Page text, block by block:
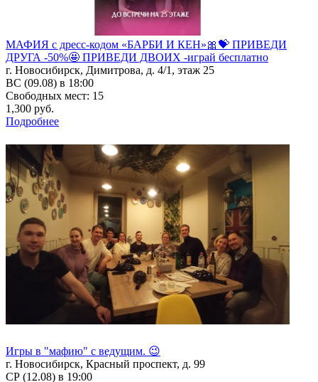
МАФИЯ с дресс-кодом «БАРБИ И КЕН»🎀💝 ПРИВЕДИ
ДРУГА -50%🤩 ПРИВЕДИ ДВОИХ -играй бесплатно
г. Новосибирск, Димитрова, д. 4/1, этаж 25
ВС (09.08) в 18:00
Свободных мест: 15
1,300 руб.
Подробнее
Игры в "мафию" с ведущим. 😉
г. Новосибирск, Красный проспект, д. 99
СР (12.08) в 19:00